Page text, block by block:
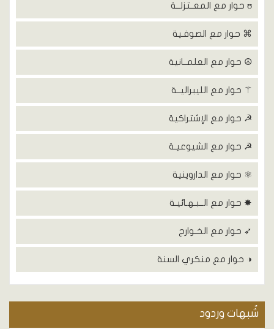
ʊ حوار مع المعــتزلــة
⌘ حوار مع الصوفـية
☮ حوار مع العلمــانية
⚚ حوار مع الليبراليــة
☭ حوار مع الإشتراكية
☭ حوار مع الشيوعيـة
⚛ حوار مع الداروينية
✸ حوار مع الــبـهـائيـة
➶ حوار مع الخـوارج
◑ حوار مع منكري السنة
شٌبهات وردود